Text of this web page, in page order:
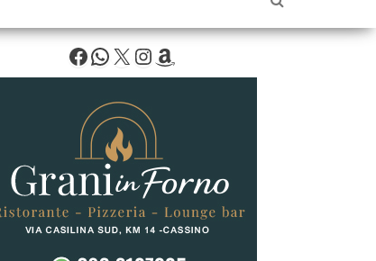
Facebook
WhatsApp
X Instagram
Amazon